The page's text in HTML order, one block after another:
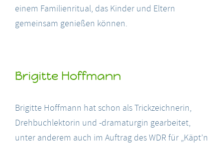
einem Familienritual, das Kinder und Eltern
gemeinsam genießen können.
Brigitte Hoffmann
Brigitte Hoffmann hat schon als Trickzeichnerin,
Drehbuchlektorin und -dramaturgin gearbeitet,
unter anderem auch im Auftrag des WDR für „Käpt’n